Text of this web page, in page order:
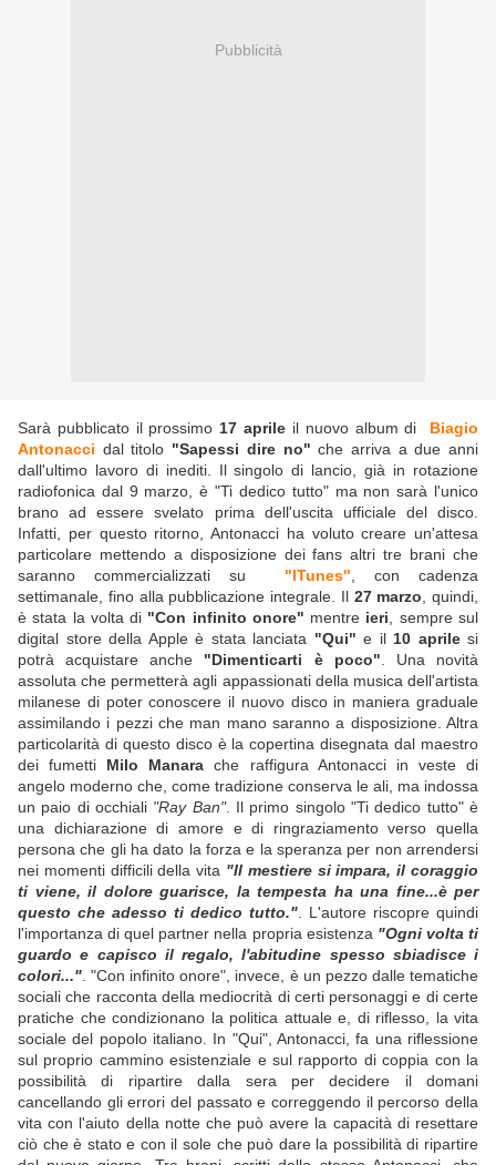
Pubblicità
Sarà pubblicato il prossimo 17 aprile il nuovo album di
Biagio
Antonacci dal titolo "Sapessi dire no" che arriva a due anni
dall'ultimo lavoro di inediti. Il singolo di lancio, già in rotazione
radiofonica dal 9 marzo, è "Ti dedico tutto" ma non sarà l'unico
brano ad essere svelato prima dell'uscita ufficiale del disco.
Infatti, per questo ritorno, Antonacci ha voluto creare un'attesa
particolare mettendo a disposizione dei fans altri tre brani che
saranno commercializzati su
"ITunes" , con cadenza
settimanale, fino alla pubblicazione integrale. Il 27 marzo , quindi,
è stata la volta di "Con infinito onore" mentre ieri , sempre sul
digital store della Apple è stata lanciata "Qui" e il 10 aprilesi
potrà acquistare anche "Dimenticarti è poco" . Una novità
assoluta che permetterà agli appassionati della musica dell'artista
milanese di poter conoscere il nuovo disco in maniera graduale
assimilando i pezzi che man mano saranno a disposizione. Altra
particolarità di questo disco è la copertina disegnata dal maestro
dei fumetti Milo Manara che raffigura Antonacci in veste di
angelo moderno che, come tradizione conserva le ali, ma indossa
un paio di occhiali "Ray Ban". Il primo singolo "Ti dedico tutto" è
una dichiarazione di amore e di ringraziamento verso quella
persona che gli ha dato la forza e la speranza per non arrendersi
nei momenti difficili della vita "Il mestiere si impara, il coraggio
ti viene, il dolore guarisce, la tempesta ha una fine...è per
questo che adesso ti dedico tutto." . L'autore riscopre quindi
l'importanza di quel partner nella propria esistenza "Ogni volta ti
guardo e capisco il regalo, l'abitudine spesso sbiadisce i
colori..." . "Con infinito onore", invece, è un pezzo dalle tematiche
sociali che racconta della mediocrità di certi personaggi e di certe
pratiche che condizionano la politica attuale e, di riflesso, la vita
sociale del popolo italiano. In "Qui", Antonacci, fa una riflessione
sul proprio cammino esistenziale e sul rapporto di coppia con la
possibilità di ripartire dalla sera per decidere il domani
cancellando gli errori del passato e correggendo il percorso della
vita con l'aiuto della notte che può avere la capacità di resettare
ciò che è stato e con il sole che può dare la possibilità di ripartire